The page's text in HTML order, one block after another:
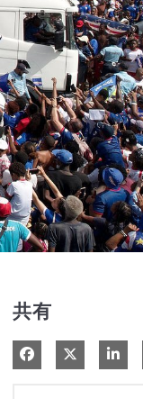
共有
Facebook で共有
Xで共有